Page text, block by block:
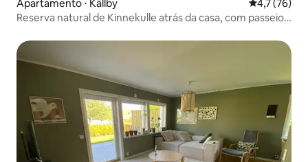
Apartamento ⋅ Källby 4,7 de uma
4,7 (76)
Reserva natural de Kinnekulle atrás da casa, com passeios